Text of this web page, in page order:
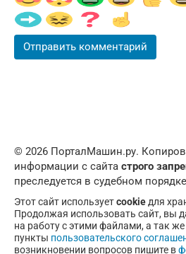
© 2026 ПорталМашин.ру.
информации с сайта строго
преследуется в судебном порядке
Этот сайт используетcookie для
Продолжая использовать сайт, вы
на работу с этими файлами, а так
пункты пользовательского
возникновении вопросов пишите в